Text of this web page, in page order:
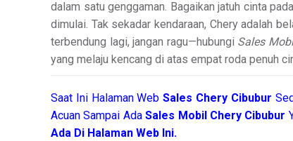
dalam satu genggaman. Bagaikan jatuh cinta
dimulai. Tak sekadar kendaraan, Chery adalah
terbendung lagi, jangan ragu—hubungi Sales
yang melaju kencang di atas empat roda penuh
Saat Ini Halaman WebSales Chery Cibubur
Acuan Sampai AdaSales Mobil Chery Cibubur
Ada Di Halaman Web Ini.